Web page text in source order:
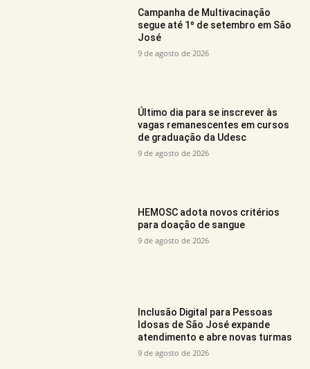
Campanha de Multivacinação
segue até 1º de setembro em São
José
9 de agosto de 2026
Último dia para se inscrever às
vagas remanescentes em cursos
de graduação da Udesc
9 de agosto de 2026
HEMOSC adota novos critérios
para doação de sangue
9 de agosto de 2026
Inclusão Digital para Pessoas
Idosas de São José expande
atendimento e abre novas turmas
9 de agosto de 2026